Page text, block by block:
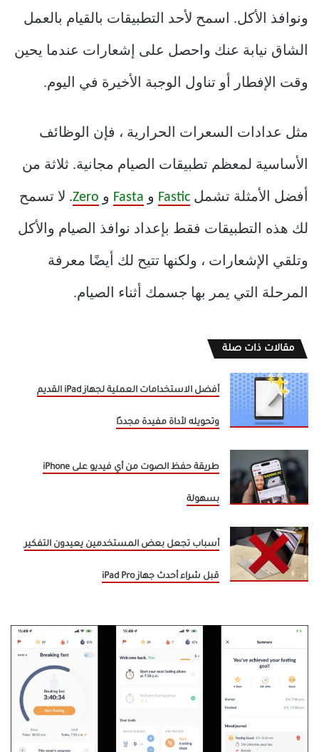
ونوافذ الأكل. اسمح لأحد التطبيقات بالقيام بالعمل
الشاق نيابة عنك واحصل على إشعارات عندما يحين
وقت الإفطار أو تناول الوجبة الأخيرة في اليوم.
مثل عدادات السعرات الحرارية ، فإن الوظائف
الأساسية لمعظم تطبيقات الصيام مجانية. ثلاثة من
أفضل الأمثلة تشمل Fastic و Fasta و Zero. لا تسمح
لك هذه التطبيقات فقط بإعداد نوافذ الصيام والأكل
وتلقي الإشعارات ، ولكنها تتيح لك أيضًا معرفة
المرحلة التي يمر بها جسمك أثناء الصيام.
مقالات ذات صلة
أفضل الاستخدامات العملية لجهاز iPad القديم
وتحويله لأداة مفيدة مجددًا
طريقة حفظ الصوت من أي فيديو على iPhone
بسهولة
أسباب تجعل بعض المستخدمين يعيدون التفكير
قبل شراء أحدث جهاز iPad Pro